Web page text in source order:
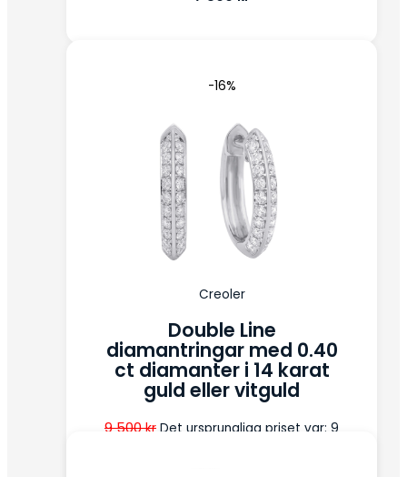
-16%
Creoler
Double Line
diamantringar med 0.40
ct diamanter i 14 karat
guld eller vitguld
9 500kr Det ursprungliga priset var: 9